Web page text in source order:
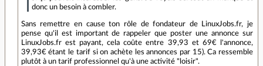
donc un besoin à combler.
Sans remettre en cause ton rôle de fondateur de LinuxJobs.fr, je
pense qu'il est important de rappeler que poster une annonce sur
LinuxJobs.fr est payant, cela coûte entre 39,93 et 69€ l'annonce,
39,93€ étant le tarif si on achète les annonces par 15). Ca ressemble
plutôt à un tarif professionnel qu'à une activité "loisir".